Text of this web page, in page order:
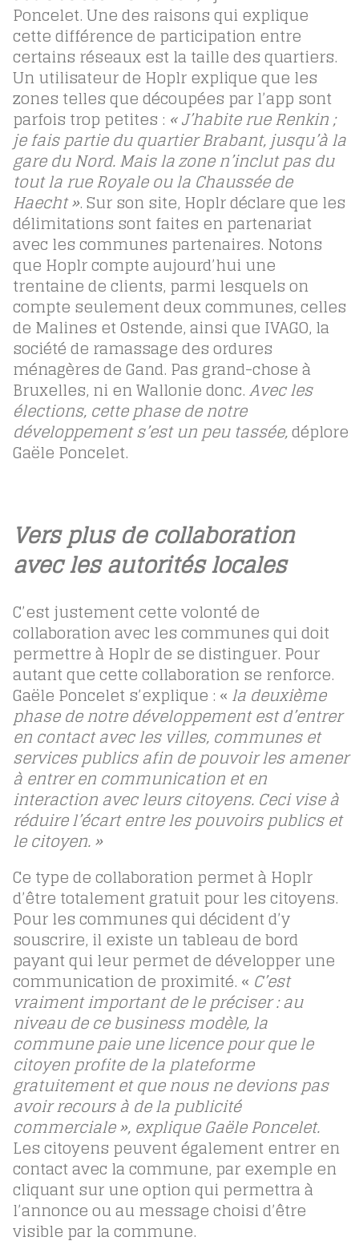
Poncelet. Une des raisons qui explique
cette différence de participation entre
certains réseaux est la taille des quartiers.
Un utilisateur de Hoplr explique que les
zones telles que découpées par l’app sont
parfois trop petites : « J’habite rue Renkin ;
je fais partie du quartier Brabant, jusqu’à la
gare du Nord. Mais la zone n’inclut pas du
tout la rue Royale ou la Chaussée de
Haecht ». Sur son site, Hoplr déclare que les
délimitations sont faites en partenariat
avec les communes partenaires. Notons
que Hoplr compte aujourd’hui une
trentaine de clients, parmi lesquels on
compte seulement deux communes, celles
de Malines et Ostende, ainsi que IVAGO, la
société de ramassage des ordures
ménagères de Gand. Pas grand-chose à
Bruxelles, ni en Wallonie donc.Avec les
élections, cette phase de notre
développement s’est un peu tassée,déplore
Gaële Poncelet.
Vers plus de collaboration
avec les autorités locales
C’est justement cette volonté de
collaboration avec les communes qui doit
permettre à Hoplr de se distinguer. Pour
autant que cette collaboration se renforce.
Gaële Poncelet s’explique : « la deuxième
phase de notre développement est d’entrer
en contact avecles villes, communes et
services publics afin de pouvoir les amener
à entrer en communication et en
interaction avec leurs citoyens. Ceci vise à
réduire l’écart entre les pouvoirs publics et
le citoyen. »
Ce type de collaboration permet à Hoplr
d’être totalement gratuit pour les citoyens.
Pour les communes qui décident d’y
souscrire, il existe un tableau de bord
payant qui leur permet de développer une
communication de proximité. « C’est
vraiment important de le préciser : au
niveau de ce business modèle, la
commune paie une licence pour que le
citoyen profite de la plateforme
gratuitement et que nous ne devions pas
avoir recours à de la publicité
commerciale », explique Gaële Poncelet.
Les citoyens peuvent également entrer en
contact avec la commune, par exemple en
cliquant sur une option qui permettra à
l’annonce ou au message choisi d’être
visible par la commune.